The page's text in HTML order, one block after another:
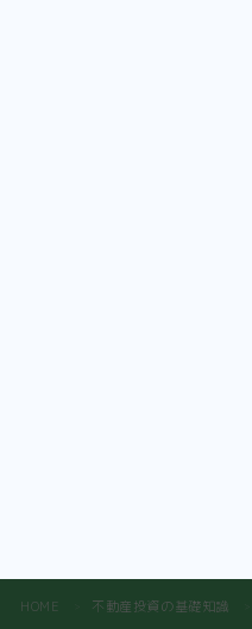
HOME 不動産投資の基礎知識